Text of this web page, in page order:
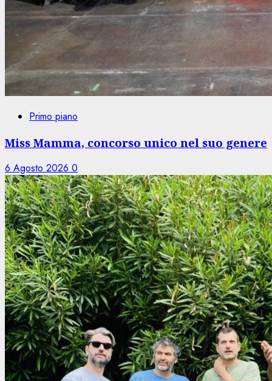
Primo piano
Miss Mamma, concorso unico nel suo genere
6 Agosto 2026 0